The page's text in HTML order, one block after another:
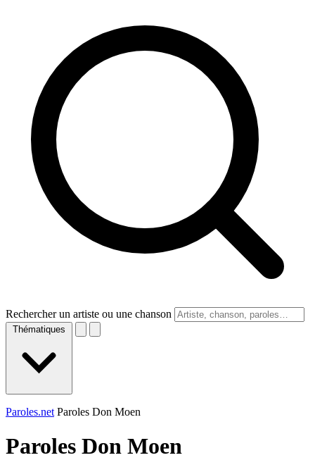
Rechercher un artiste ou une chanson
Thématiques
Paroles.net Paroles Don Moen
Paroles Don Moen